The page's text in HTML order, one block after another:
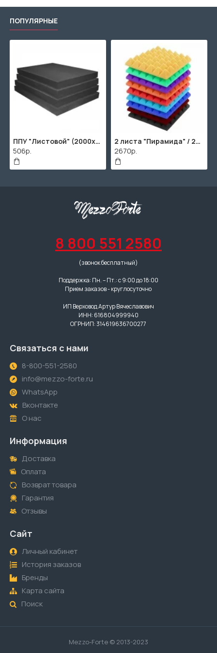
ПОПУЛЯРНЫЕ
ППУ "Листовой" (2000х1000мм)
506р.
2 листа "Пирамида" / 2шт. по 2000х1000мм
2670р.
8 800 551 2580
(звонок бесплатный)
Поддержка: Пн. – Пт.: с 9:00 до 18:00
Прием заказов - круглосуточно
ИП Верховод Артур Вячеславович
ИНН: 616804999940
ОГРНИП: 314619636700277
Связаться с нами
8-800-551-2580
info@mezzo-forte.ru
WhatsApp
Вконтакте
О нас
Информация
Доставка
Оплата
Возврат товара
Гарантия
Отзывы
Сайт
Личный кабинет
История заказов
Бренды
Карта сайта
Поиск
Mezzo-Forte © 2013-2023